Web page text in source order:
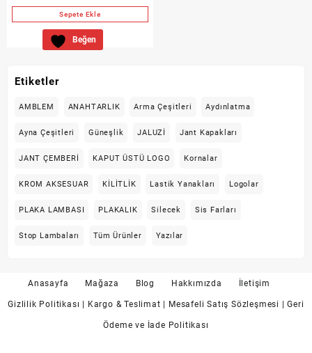
Sepete Ekle
Beğen
Etiketler
AMBLEM ANAHTARLIK Arma Çeşitleri Aydınlatma
Ayna Çeşitleri Güneşlik JALUZİ Jant Kapakları
JANT ÇEMBERİ KAPUT ÜSTÜ LOGO Kornalar
KROM AKSESUAR KİLİTLİK Lastik Yanakları Logolar
PLAKA LAMBASI PLAKALIK Silecek Sis Farları
Stop Lambaları Tüm Ürünler Yazılar
Anasayfa Mağaza Blog Hakkımızda İletişim
Gizlilik Politikası | Kargo & Teslimat | Mesafeli Satış Sözleşmesi | Geri
Ödeme ve İade Politikası